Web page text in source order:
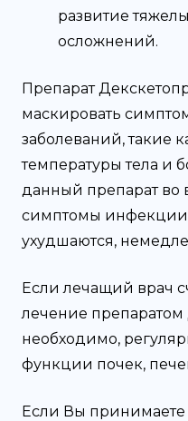
развитие
осложнений.
Препарат
маскировать
заболеваний, такие
температуры тела и
данный препарат
симптомы инфекции
ухудшаются,
Если лечащий врач
лечение
необходимо,
функции почек,
Если Вы принимаете